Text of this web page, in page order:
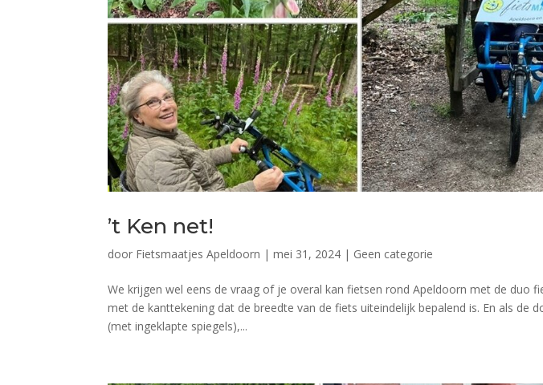
’t Ken net!
door Fietsmaatjes Apeldoorn |mei 31, 2024 | Geen categorie
We krijgen wel eens de vraag of je overal kan fietsen rond Apeldoorn met de duo
met de kanttekening dat de breedte van de fiets uiteindelijk bepalend is. En als de
(met ingeklapte spiegels),...